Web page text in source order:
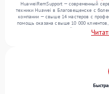
HuaweiRemSupport — современный
техники Huawei в Благовещенске с
компании — свыше 14 мастеров с
помощь оказана свыше 10 000
Ежемесячно в сервисный центр
беремся за задачи любой сложности и